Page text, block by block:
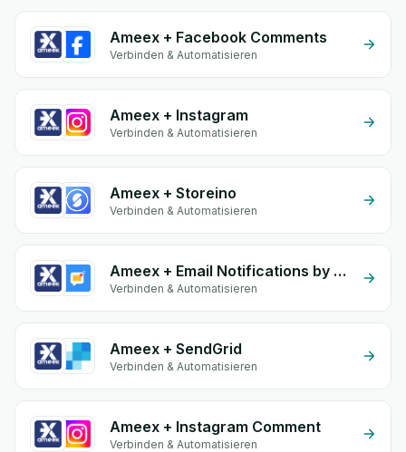
Ameex + Facebook Comments
Verbinden & Automatisieren
Ameex + Instagram
Verbinden & Automatisieren
Ameex + Storeino
Verbinden & Automatisieren
Ameex + Email Notifications by eGrow
Verbinden & Automatisieren
Ameex + SendGrid
Verbinden & Automatisieren
Ameex + Instagram Comment
Verbinden & Automatisieren